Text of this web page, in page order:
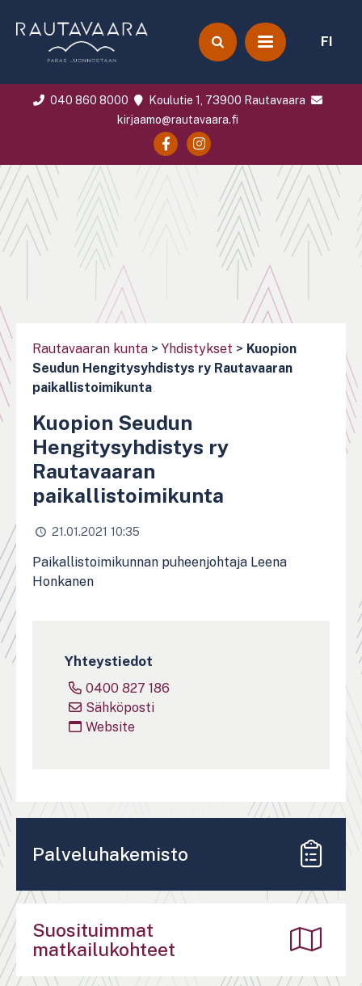
FI
040 860 8000
Koulutie 1, 73900 Rautavaara
kirjaamo@rautavaara.fi
Rautavaaran kunta > Yhdistykset > Kuopion
Seudun Hengitysyhdistys ry Rautavaaran
paikallistoimikunta
Kuopion Seudun
Hengitysyhdistys ry
Rautavaaran
paikallistoimikunta
21.01.2021 10:35
Paikallistoimikunnan puheenjohtaja Leena
Honkanen
Yhteystiedot
0400 827 186
Sähköposti
Website
Palveluhakemisto
Suosituimmat
matkailukohteet